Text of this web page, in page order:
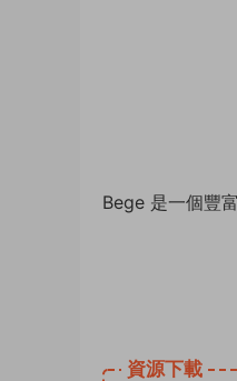
Bege 是一個豐
資源下載